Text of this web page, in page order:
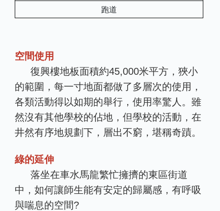
跑道
空間使用
復興樓地板面積約45,000米平方，狹小
的範圍，每一寸地面都做了多層次的使用，
各類活動得以如期的舉行，使用率驚人。雖
然沒有其他學校的佔地，但學校的活動，在
井然有序地規劃下，層出不窮，堪稱奇蹟。
綠的延伸
落坐在車水馬龍繁忙擁擠的東區街道
中，如何讓師生能有安定的歸屬感，有呼吸
與喘息的空間?